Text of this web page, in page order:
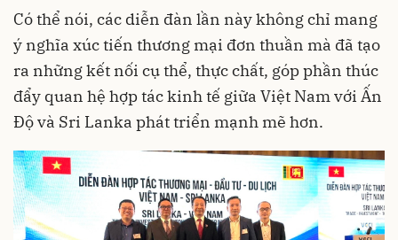
Có thể nói, các diễn đàn lần này không chỉ mang
ý nghĩa xúc tiến thương mại đơn thuần mà đã tạo
ra những kết nối cụ thể, thực chất, góp phần thúc
đẩy quan hệ hợp tác kinh tế giữa Việt Nam với Ấn
Độ và Sri Lanka phát triển mạnh mẽ hơn.